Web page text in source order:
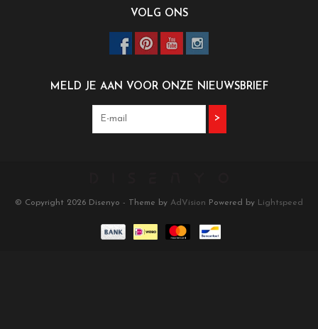
VOLG ONS
MELD JE AAN VOOR ONZE NIEUWSBRIEF
>
© Copyright 2026 Disenyo - Theme by AdVision Powered by Lightspeed